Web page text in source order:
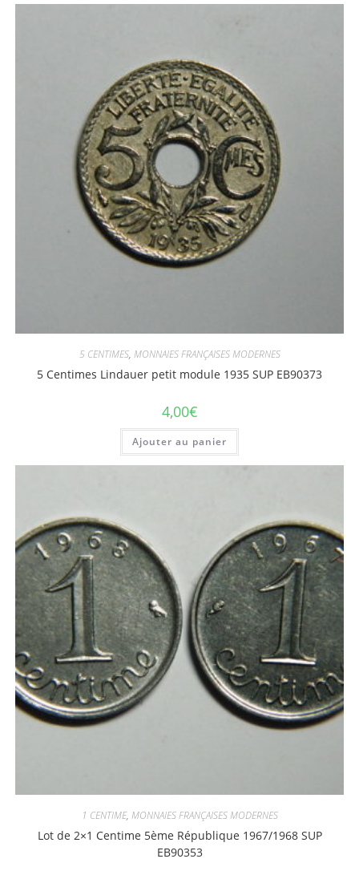
5 CENTIMES, MONNAIES FRANÇAISES MODERNES
5 Centimes Lindauer petit module 1935 SUP EB90373
4,00€
Ajouter au panier
1 CENTIME, MONNAIES FRANÇAISES MODERNES
Lot de 2×1 Centime 5ème République 1967/1968 SUP
EB90353